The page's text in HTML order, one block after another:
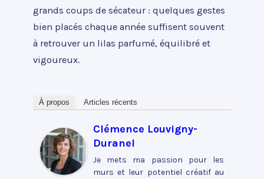
grands coups de sécateur : quelques gestes
bien placés chaque année suffisent souvent
à retrouver un lilas parfumé, équilibré et
vigoureux.
À propos Articles récents
Clémence Louvigny-
Duranel
Je mets ma passion pour les
murs et leur potentiel créatif au